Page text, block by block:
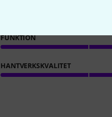
FUNKTION
HANTVERKSKVALITET